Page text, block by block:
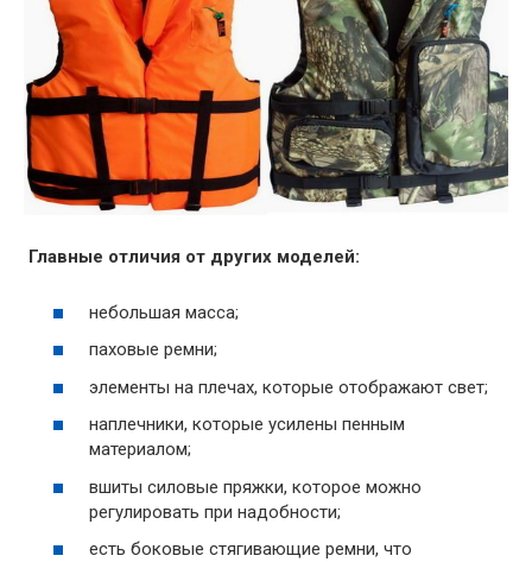
Главные отличия от других моделей:
небольшая масса;
паховые ремни;
элементы на плечах, которые отображают свет;
наплечники, которые усилены пенным
материалом;
вшиты силовые пряжки, которое можно
регулировать при надобности;
есть боковые стягивающие ремни, что